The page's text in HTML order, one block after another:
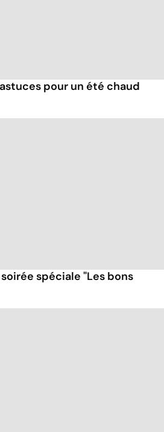
pour un été chaud
spéciale "Les bons